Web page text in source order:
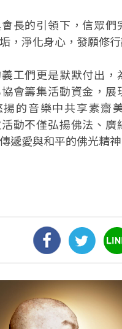
長的引領下，信眾們
，淨化身心，發願修
工們更是默默付出，
會籌集活動資金，展
揚的音樂中共享素齋
動不僅弘揚佛法、廣
遞愛與和平的佛光精神